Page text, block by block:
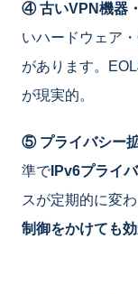
④ 古いVPN機器
いハードウェア
があります。
が現実的。
⑤ プライバシー
準でIPv6プライ
スが定期的に変わ
制御をかけても